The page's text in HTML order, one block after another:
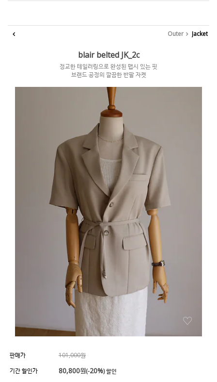
Outer Jacket
blair belted JK_2c
정교한 테일러링으로 완성된 맵시 있는 핏
브랜드 공정의 깔끔한 반팔 자켓
판매가
101,000원
기간 할인가
80,800원(-20%) 할인